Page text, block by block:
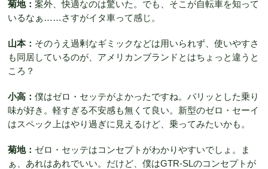
菊地：案外、快適なのは驚いた。でも、そこが自転車を知って
いるなぁ……さすがイタ車って感じ。
山本： そのうえ過剰なギミックなどは用いられず、使いやすさ
も同居しているのが、アメリカンブランドとはちょっと違うと
ころ？
小高：僕はゼロ・セッテがよかったですね。パリッとした乗り
味が好き。軽すぎる不安感も無くて良い。新型のゼロ・セーイ
はスペック上はやり過ぎに見えるけど、乗ってみたいかも。
菊地： ゼロ・セッテはコンセプトがわかりやすいでしょ。ま
ぁ、あれはあれでいい。だけど、僕はGTR-SLのコンセプトが